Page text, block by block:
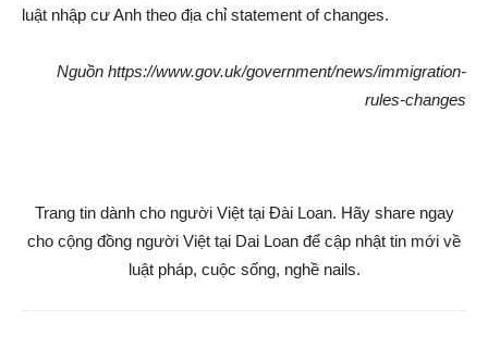
luật nhập cư Anh theo địa chỉ statement of changes.
Nguồn https://www.gov.uk/government/news/immigration-
rules-changes
Trang tin dành cho người Việt tại Đài Loan. Hãy share ngay
cho cộng đồng người Việt tại Dai Loan để cập nhật tin mới về
luật pháp, cuộc sống, nghề nails.